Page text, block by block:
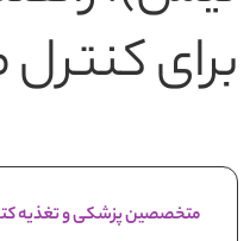
برای
متخصصین پزشکی و تغذیه